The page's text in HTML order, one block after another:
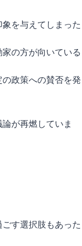
を与えてしまった
の方が向いている
政策への賛否を発
が再燃していま
す選択肢もあった